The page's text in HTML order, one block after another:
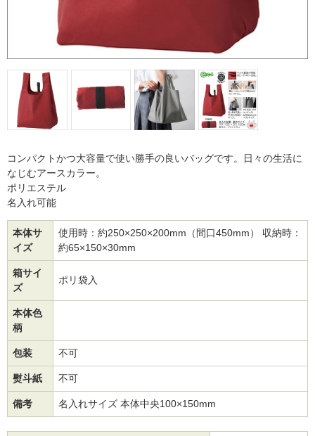
コンパクトかつ大容量で使い勝手の良いバッグです。日々の生活に
なじむアースカラー。
ポリエステル
名入れ可能
本体サ
イズ
使用時：約250×250×200mm（間口450mm） 収納時：
約65×150×30mm
箱サイ
ズ
ポリ袋入
本体色
柄
包装 不可
熨斗紙 不可
備考 名入れサイズ 本体中央100×150mm